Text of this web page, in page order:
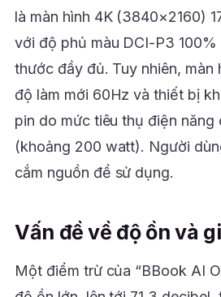
là màn hình 4K (3840×2160)
với độ phủ màu DCI-P3 100%
thước đầy đủ. Tuy nhiên, màn
độ làm mới 60Hz và thiết bị
pin do mức tiêu thụ điện năng
(khoảng 200 watt). Người
cắm nguồn để sử dụng.
Vấn đề về độ ồn và
Một điểm trừ của “BBook AI